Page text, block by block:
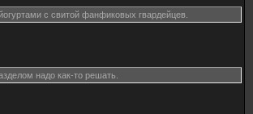
с свитой фанфиковых гвардейцев.
надо как-то решать.